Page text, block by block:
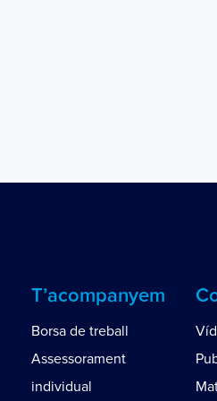
T’acompanyem
Borsa de treball
Assessorament
individual